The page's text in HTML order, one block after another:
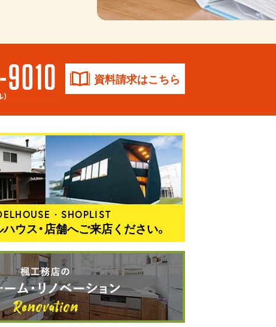
資料請求はこちら
・SHOPLIST
ウス・店舗へご来店ください。